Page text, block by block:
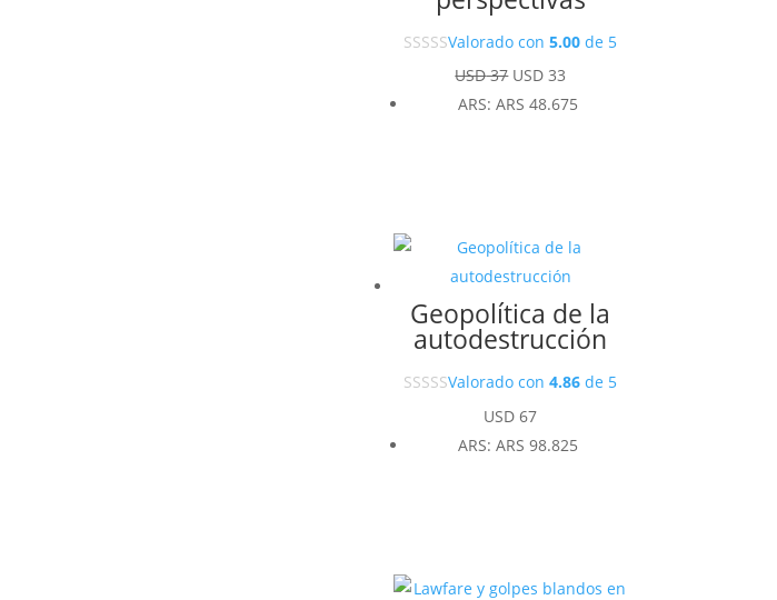
Valorado con5.00 de 5
USD37 El
precio
USD 33
precio
ARS:ARS 48.675
Geopolítica de la
autodestrucción
Valorado con4.86 de 5
USD 67
ARS:ARS 98.825